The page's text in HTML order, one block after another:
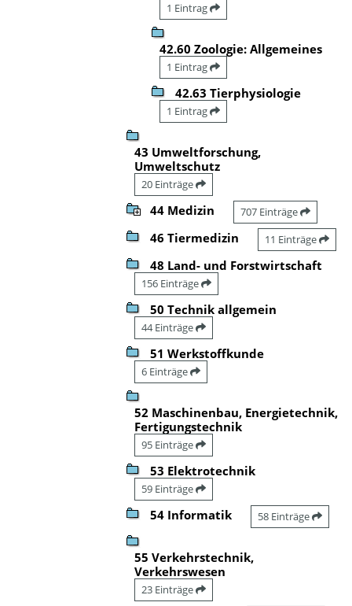
1 Eintrag
42.60 Zoologie: Allgemeines
1 Eintrag
42.63 Tierphysiologie
1 Eintrag
43 Umweltforschung,
Umweltschutz
20 Einträge
44 Medizin 707 Einträge
46 Tiermedizin 11 Einträge
48 Land- und Forstwirtschaft
156 Einträge
50 Technik allgemein
44 Einträge
51 Werkstoffkunde
6 Einträge
52 Maschinenbau, Energietechnik,
Fertigungstechnik
95 Einträge
53 Elektrotechnik
59 Einträge
54 Informatik 58 Einträge
55 Verkehrstechnik,
Verkehrswesen
23 Einträge